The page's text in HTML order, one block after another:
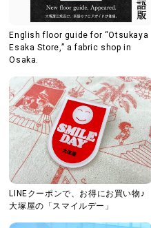
English floor guide for “Otsukaya
Esaka Store,” a fabric shop in
Osaka.
LINEクーポンで、お得にお買い物♪
大塚屋の「スマイルデー」